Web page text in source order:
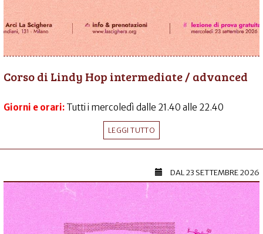
Corso di Lindy Hop intermediate / advanced
Giorni e orari: Tutti i mercoledì dalle 21.40 alle 22.40
LEGGI TUTTO
DAL23 SETTEMBRE 2026